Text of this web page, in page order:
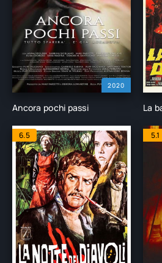
2020
Ancora pochi passi La
6.5 5.1